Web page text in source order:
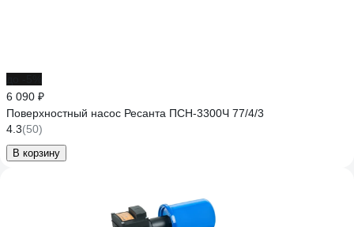
6 090 ₽
Поверхностный насос Ресанта ПСН-3300Ч 77/4/3
4.3(50)
В корзину